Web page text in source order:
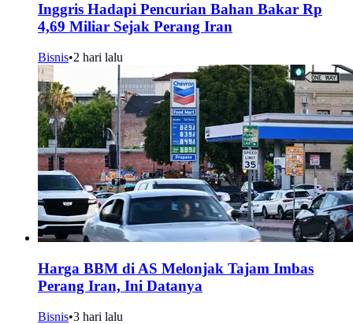
Inggris Hadapi Pencurian Bahan Bakar Rp
4,69 Miliar Sejak Perang Iran
Bisnis•2 hari lalu
Harga BBM di AS Melonjak Tajam Imbas
Perang Iran, Ini Datanya
Bisnis•3 hari lalu